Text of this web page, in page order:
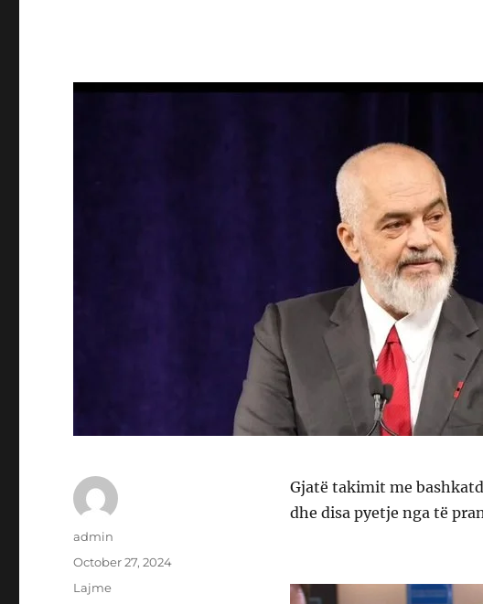
Gjatë takimit me
dhe disa pyetje nga të
Author
admin
Posted
October 27, 2024
Categories
Lajme